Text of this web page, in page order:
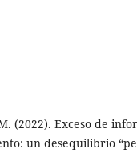
(2022). Exceso de
un desequilibrio